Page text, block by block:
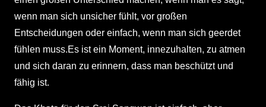
wenn man sich unsicher fühlt, vor großen
Entscheidungen oder einfach, wenn man sich geerdet
fühlen muss.Es ist ein Moment, innezuhalten, zu atmen
und sich daran zu erinnern, dass man beschützt und
fähig ist.